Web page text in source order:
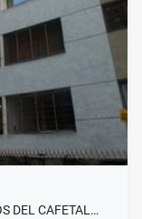
DEL CAFETAL…